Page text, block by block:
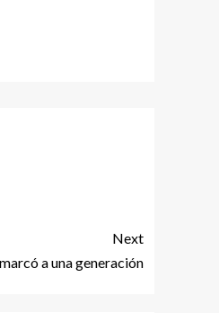
Next
a una generación